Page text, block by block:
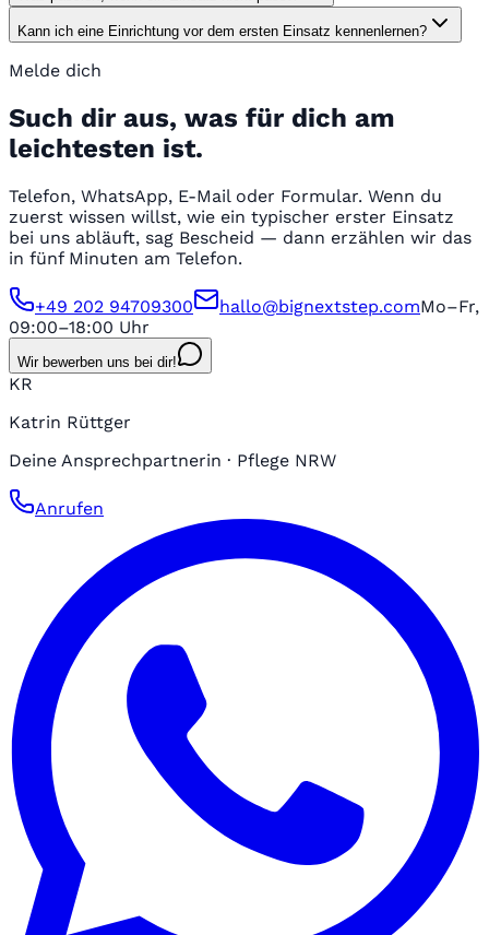
Kann ich eine Einrichtung vor dem ersten Einsatz kennenlernen?
Melde dich
Such dir aus, was für dich am
leichtesten ist.
Telefon, WhatsApp, E-Mail oder Formular. Wenn du
zuerst wissen willst, wie ein typischer erster Einsatz
bei uns abläuft, sag Bescheid — dann erzählen wir das
in fünf Minuten am Telefon.
+49 202 94709300 hallo@bignextstep.comMo–Fr,
09:00–18:00 Uhr
Wir bewerben uns bei dir!
KR
Katrin Rüttger
Deine Ansprechpartnerin · Pflege NRW
Anrufen